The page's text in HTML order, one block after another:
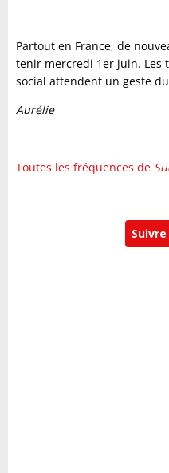
Partout en France, de
tenir mercredi 1er juin. Les
social attendent un geste
Aurélie
Toutes les fréquences de